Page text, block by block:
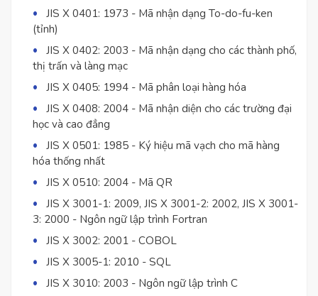
JIS X 0401: 1973 - Mã nhận dạng To-do-fu-ken
(tỉnh)
JIS X 0402: 2003 - Mã nhận dạng cho các thành phố,
thị trấn và làng mạc
JIS X 0405: 1994 - Mã phân loại hàng hóa
JIS X 0408: 2004 - Mã nhận diện cho các trường đại
học và cao đẳng
JIS X 0501: 1985 - Ký hiệu mã vạch cho mã hàng
hóa thống nhất
JIS X 0510: 2004 - Mã QR
JIS X 3001-1: 2009, JIS X 3001-2: 2002, JIS X 3001-
3: 2000 - Ngôn ngữ lập trình Fortran
JIS X 3002: 2001 - COBOL
JIS X 3005-1: 2010 - SQL
JIS X 3010: 2003 - Ngôn ngữ lập trình C